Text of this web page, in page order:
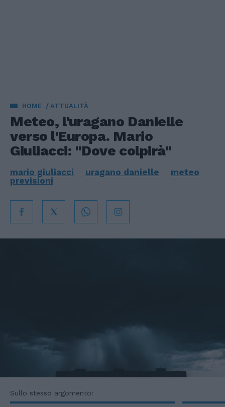
HOME ATTUALITÀ
Meteo, l'uragano Danielle
verso l'Europa. Mario
Giuliacci: "Dove colpirà"
mario giuliacci uragano danielle
meteo
previsioni
Sullo stesso argomento: